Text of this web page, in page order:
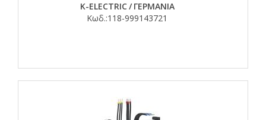
K-ELECTRIC/ ΓΕΡΜΑΝΙΑ
Κωδ.:118-999143721